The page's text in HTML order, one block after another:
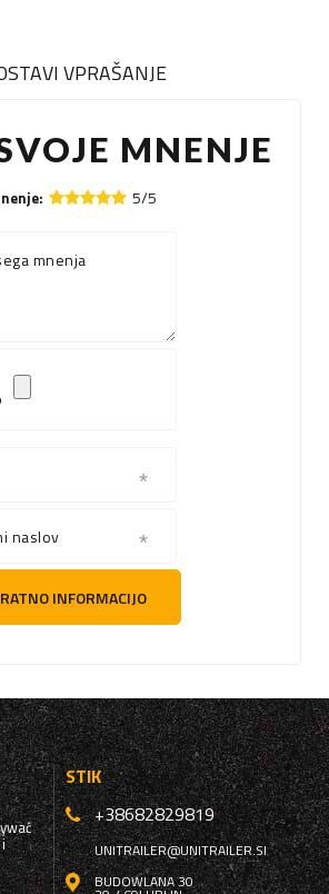
VPRAŠANJE
MNENJE
5/5
mnenja
naslov
INFORMACIJO
i
STIK
+38682829819
UNITRAILER@UNITRAILER.SI
BUDOWLANA 30